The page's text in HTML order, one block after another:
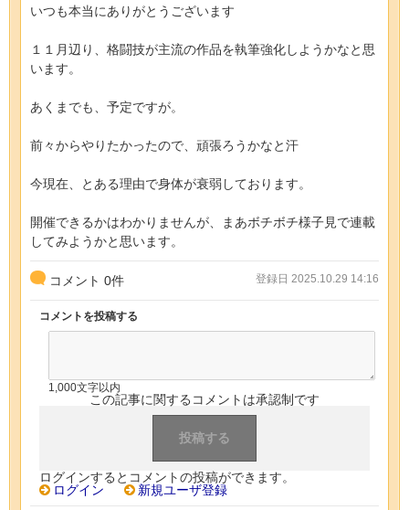
いつも本当にありがとうございます
１１月辺り、格闘技が主流の作品を執筆強化しようかなと思
います。
あくまでも、予定ですが。
前々からやりたかったので、頑張ろうかなと汗
今現在、とある理由で身体が衰弱しております。
開催できるかはわかりませんが、まあボチボチ様子見で連載
してみようかと思います。
コメント 0件 登録日 2025.10.29 14:16
コメントを投稿する
1,000文字以内
この記事に関するコメントは承認制です
ログインするとコメントの投稿ができます。
ログイン
新規ユーザ登録